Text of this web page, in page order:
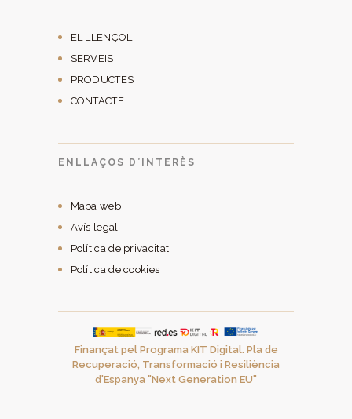
EL LLENÇOL
SERVEIS
PRODUCTES
CONTACTE
ENLLAÇOS D’INTERÈS
Mapa web
Avís legal
Política de privacitat
Política de cookies
Finançat pel Programa KIT Digital. Pla de
Recuperació, Transformació i Resiliència
d'Espanya "Next Generation EU"